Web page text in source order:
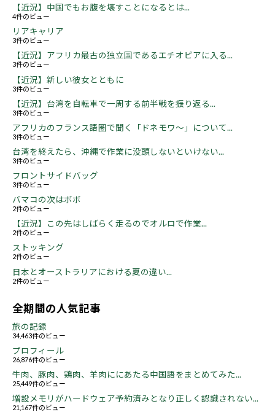
【近況】中国でもお腹を壊すことになるとは...
4件のビュー
リアキャリア
3件のビュー
【近況】アフリカ最古の独立国であるエチオピアに入る...
3件のビュー
【近況】新しい彼女とともに
3件のビュー
【近況】台湾を自転車で一周する前半戦を振り返る...
3件のビュー
アフリカのフランス語圏で聞く「ドネモワ～」について...
3件のビュー
台湾を終えたら、沖縄で作業に没頭しないといけない...
3件のビュー
フロントサイドバッグ
3件のビュー
バマコの次はボボ
2件のビュー
【近況】この先はしばらく走るのでオルロで作業...
2件のビュー
ストッキング
2件のビュー
日本とオーストラリアにおける夏の違い...
2件のビュー
全期間の人気記事
旅の記録
34,463件のビュー
プロフィール
26,876件のビュー
牛肉、豚肉、鶏肉、羊肉ににあたる中国語をまとめてみた...
25,449件のビュー
増設メモリがハードウェア予約済みとなり正しく認識されない...
21,167件のビュー